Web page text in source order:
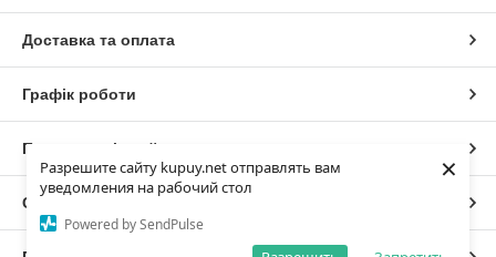
Разрешите сайту kupuy.net отправлять вам
уведомления на рабочий стол
Powered by SendPulse
×
Доставка та оплата
Графік роботи
Повна версія сайту
Сайт створено на маркетплейсі